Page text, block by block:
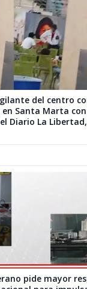
del centro
en Santa Marta
Diario La
pide mayor